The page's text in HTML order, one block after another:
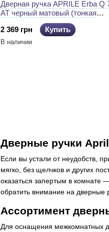
Дверные ручки
Если вы устали от неудобств,
мягко, без щелчков и других
оказаться запертым в комнате
обратить внимание на дверные
Ассортимент
Для оснащения межкомнатных
Дверная ручка APRILE Erba Q
AT черный матовый (тонкая
2 369 грн
Купить
В наличии